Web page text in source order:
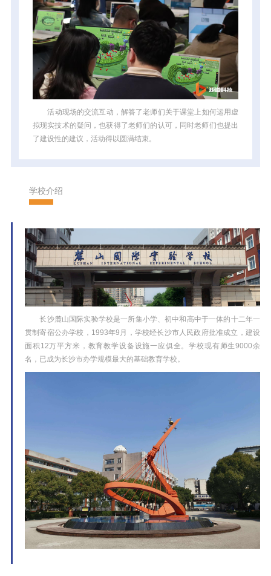
活动现场的交流互动，解答了老师们关于课堂上如何运用虚
拟现实技术的疑问，也获得了老师们的认可，同时老师们也提出
了建设性的建议，活动得以圆满结束。
学校介绍
长沙麓山国际实验学校是一所集小学、初中和高中于一体的十二年一
贯制寄宿公办学校，1993年9月，学校经长沙市人民政府批准成立，建设
面积12万平方米，教育教学设备设施一应俱全。学校现有师生9000余
名，已成为长沙市办学规模最大的基础教育学校。